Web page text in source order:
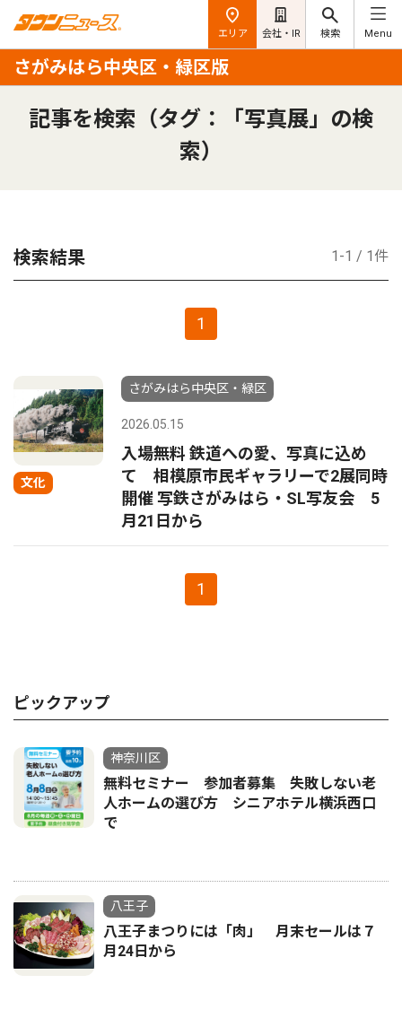
エリア 会社・IR 検索 Menu
さがみはら中央区・緑区版
記事を検索（タグ：「写真展」の検
索）
検索結果 1-1 / 1件
1
文化
さがみはら中央区・緑区
2026.05.15
入場無料 鉄道への愛、写真に込め
て 相模原市民ギャラリーで2展同時
開催 写鉄さがみはら・SL写友会 5
月21日から
1
ピックアップ
神奈川区
無料セミナー 参加者募集 失敗しない老
人ホームの選び方 シニアホテル横浜西口
で
八王子
八王子まつりには「肉」 月末セールは７
月24日から